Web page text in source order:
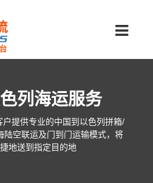
列海运服务
提供专业的中国到以色列拼箱/
陆空联运及门到门运输模式，将
地送到指定目的地